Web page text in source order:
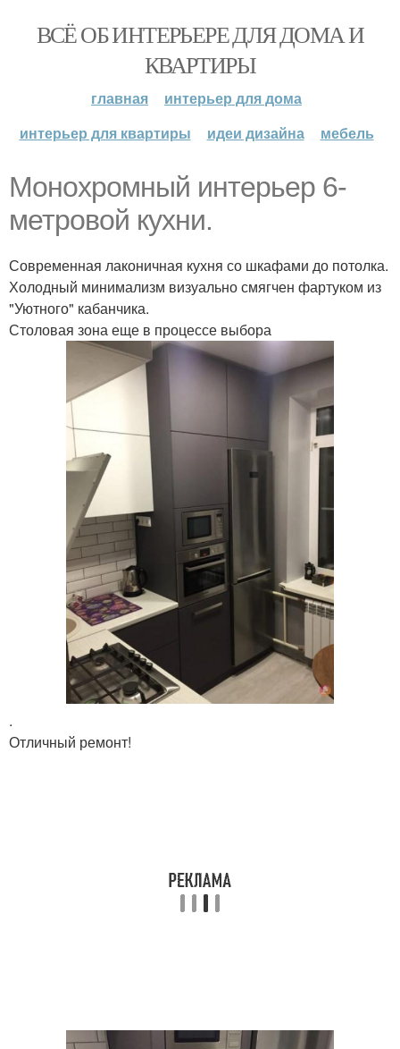
ВСЁ ОБ ИНТЕРЬЕРЕ ДЛЯ ДОМА И
КВАРТИРЫ
главная
интерьер для дома
интерьер для квартиры
идеи дизайна мебель
Монохромный интерьер 6-
метровой кухни.
Современная лаконичная кухня со шкафами до потолка.
Холодный минимализм визуально смягчен фартуком из
"Уютного" кабанчика.
Столовая зона еще в процессе выбора
.
Отличный ремонт!